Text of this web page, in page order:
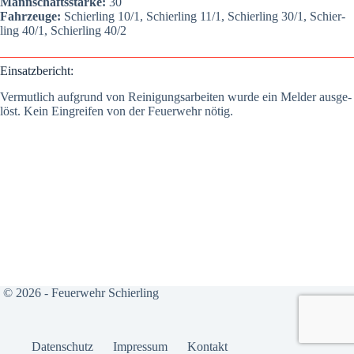
Fahr­zeu­ge: Schier­ling 10/1, Schier­ling 11/1, Schier­ling 30/1, Schier­
ling 40/1, Schier­ling 40/2
Ein­satz­be­richt:
Ver­mut­lich auf­grund von Rei­ni­gungs­ar­bei­ten wur­de ein Mel­der aus­ge­
löst. Kein Ein­grei­fen von der Feu­er­wehr nötig.
© 2026 - Feuerwehr Schierling
Daten­schutz Impres­sum Kon­takt